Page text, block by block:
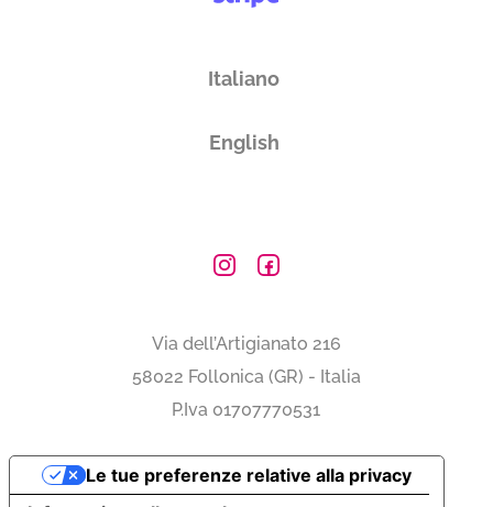
Subtotale
Italiano
English
Via dell’Artigianato 216
58022 Follonica (GR) - Italia
P.Iva 01707770531
Le tue preferenze relative alla privacy